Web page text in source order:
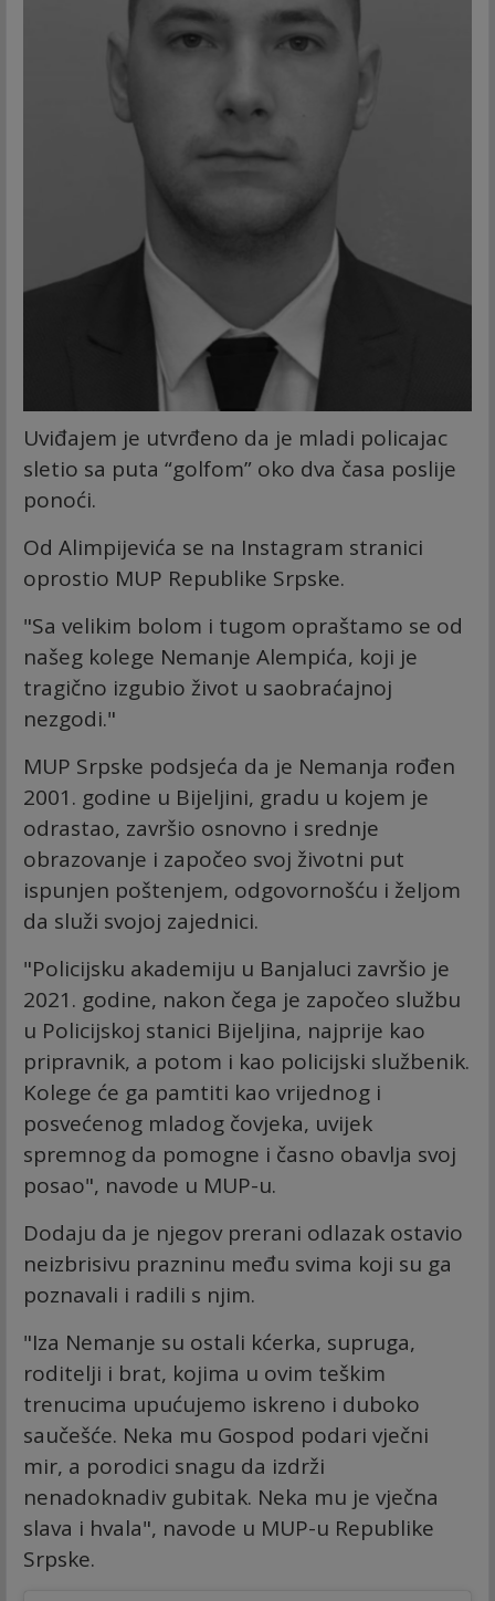
Uviđajem je utvrđeno da je mladi policajac
sletio sa puta “golfom” oko dva časa poslije
ponoći.
Od Alimpijevića se na Instagram stranici
oprostio MUP Republike Srpske.
"Sa velikim bolom i tugom opraštamo se od
našeg kolege Nemanje Alempića, koji je
tragično izgubio život u saobraćajnoj
nezgodi."
MUP Srpske podsjeća da je Nemanja rođen
2001. godine u Bijeljini, gradu u kojem je
odrastao, završio osnovno i srednje
obrazovanje i započeo svoj životni put
ispunjen poštenjem, odgovornošću i željom
da služi svojoj zajednici.
"Policijsku akademiju u Banjaluci završio je
2021. godine, nakon čega je započeo službu
u Policijskoj stanici Bijeljina, najprije kao
pripravnik, a potom i kao policijski službenik.
Kolege će ga pamtiti kao vrijednog i
posvećenog mladog čovjeka, uvijek
spremnog da pomogne i časno obavlja svoj
posao", navode u MUP-u.
Dodaju da je njegov prerani odlazak ostavio
neizbrisivu prazninu među svima koji su ga
poznavali i radili s njim.
"Iza Nemanje su ostali kćerka, supruga,
roditelji i brat, kojima u ovim teškim
trenucima upućujemo iskreno i duboko
saučešće. Neka mu Gospod podari vječni
mir, a porodici snagu da izdrži
nenadoknadiv gubitak. Neka mu je vječna
slava i hvala", navode u MUP-u Republike
Srpske.